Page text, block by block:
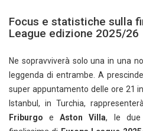
Focus e statistiche sulla
League edizione 2025/26
Ne sopravviverà solo una in una
leggenda di entrambe. A
super appuntamento delle ore 21
Istanbul, in Turchia,
Friburgo eAston Villa, le due